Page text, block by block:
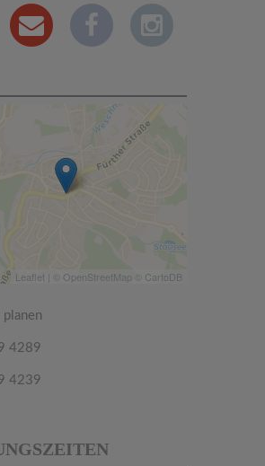
Leaflet | © OpenStreetMap © CartoDB
planen
4289
4239